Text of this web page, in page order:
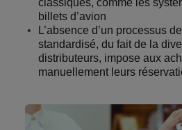
billets d’avion
L’absence d’un processus
standardisé, du fait de la
distributeurs, impose aux
manuellement leurs